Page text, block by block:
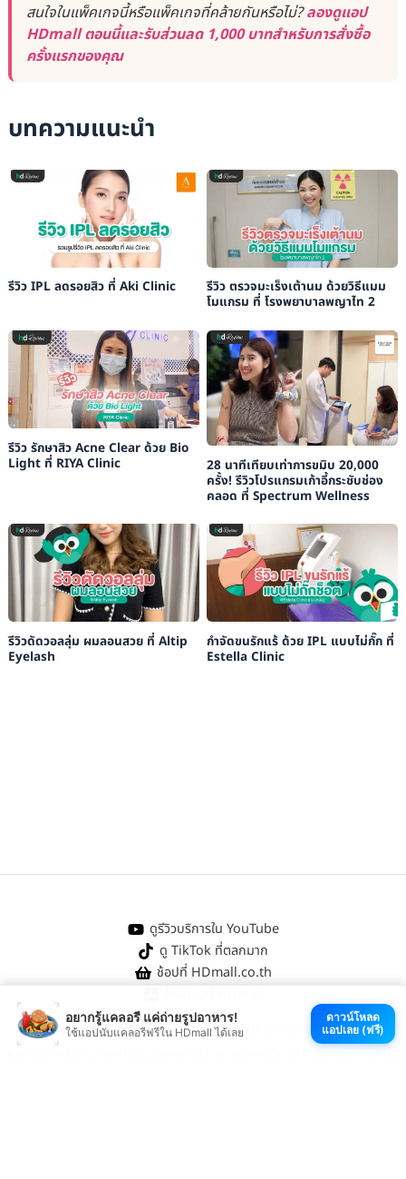
สนใจในแพ็คเกจนี้หรือแพ็คเกจที่คล้ายกันหรือไม่?ลองดูแอป
HDmall ตอนนี้และรับส่วนลด 1,000 บาทสำหรับการสั่งซื้อ
ครั้งแรกของคุณ
บทความแนะนำ
รีวิว IPL ลดรอยสิว ที่ Aki Clinic
รีวิว ตรวจมะเร็งเต้านม ด้วยวิธีแมม
โมแกรม ที่ โรงพยาบาลพญาไท 2
รีวิว รักษาสิว Acne Clear ด้วย Bio
Light ที่ RIYA Clinic
28 นาทีเทียบเท่าการขมิบ 20,000
ครั้ง! รีวิวโปรแกรมเก้าอี้กระชับช่อง
คลอด ที่ Spectrum Wellness
รีวิวดัดวอลลุ่ม ผมลอนสวย ที่ Altip
Eyelash
กำจัดขนรักแร้ ด้วย IPL แบบไม่กั๊ก ที่
Estella Clinic
ดูรีวิวบริการใน YouTube
ดู TikTok ที่ตลกมาก
ช้อปที่ HDmall.co.th
@ 2026 HDmall | สงวนลิขสิทธิ์ |
Sitemap
ตรวจสุขภาพทั่วไป
อยากรู้แคลอรี แค่ถ่ายรูปอาหาร!
ใช้แอปนับแคลอรีฟรีใน HDmall ได้เลย
ดาวน์โหลด
แอปเลย (ฟรี)